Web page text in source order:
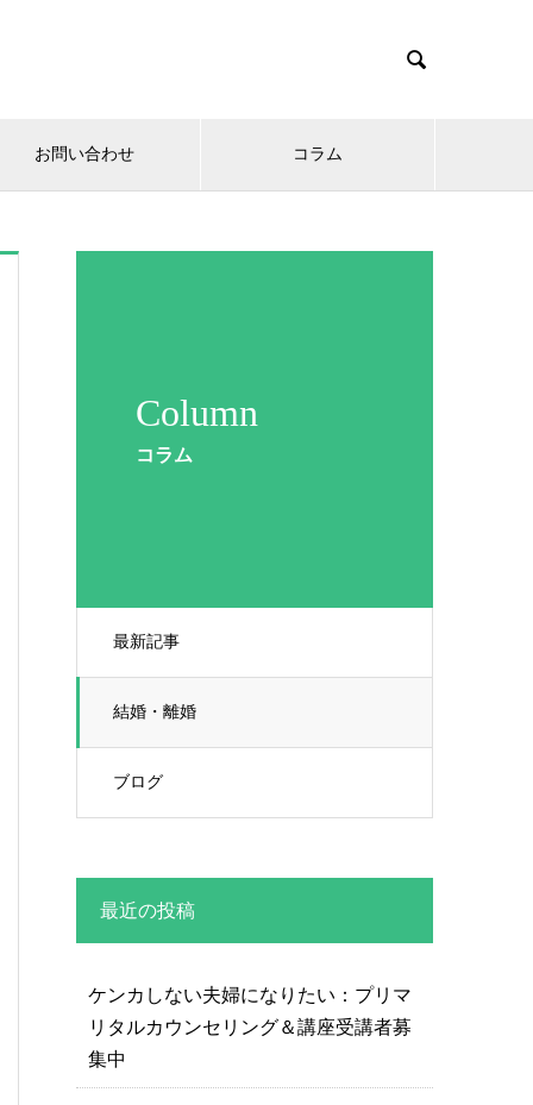

お問い合わせ コラム
Column
コラム
最新記事
結婚・離婚
ブログ
最近の投稿
ケンカしない夫婦になりたい：プリマ
リタルカウンセリング＆講座受講者募
集中